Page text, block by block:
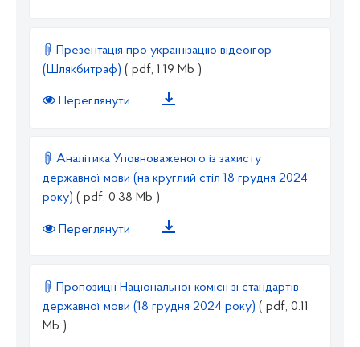
Презентація про українізацію відеоігор
(Шлякбитраф) ( pdf, 1.19 Mb )
Переглянути
Аналітика Уповноваженого із захисту
державної мови (на круглий стіл 18 грудня 2024
року) ( pdf, 0.38 Mb )
Переглянути
Пропозиції Національної комісії зі стандартів
державної мови (18 грудня 2024 року) ( pdf, 0.11
Mb )